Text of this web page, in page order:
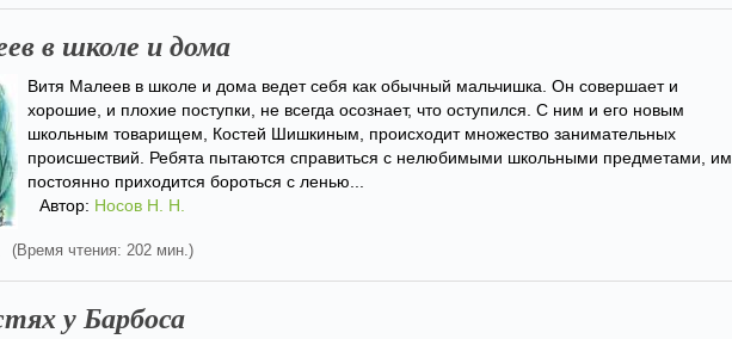
в школе и дома
Витя Малеев в школе и дома ведет себя как обычный мальчишка. Он совершает и
хорошие, и плохие поступки, не всегда осознает, что оступился. С ним и его новым
школьным товарищем, Костей Шишкиным, происходит множество занимательных
происшествий. Ребята пытаются справиться с нелюбимыми школьными предметами, им
постоянно приходится бороться с ленью...
Автор: Носов Н. Н.
(Время чтения: 202 мин.)
у Барбоса